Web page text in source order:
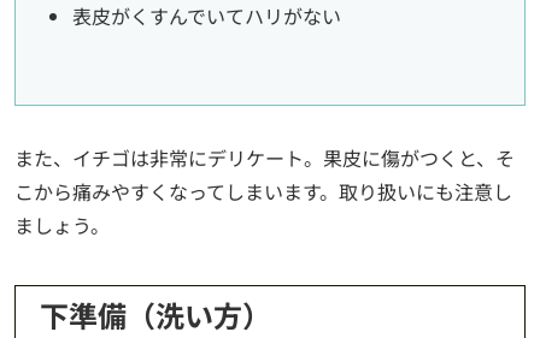
表皮がくすんでいてハリがない
また、イチゴは非常にデリケート。果皮に傷がつくと、そ
こから痛みやすくなってしまいます。取り扱いにも注意し
ましょう。
下準備（洗い方）